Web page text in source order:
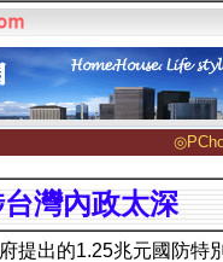
灣內政太深
提出的1.25兆元國防